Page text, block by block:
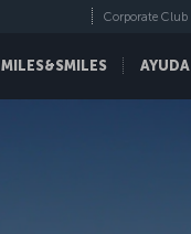
MILES&SMILES AYUDA
Corporate Club